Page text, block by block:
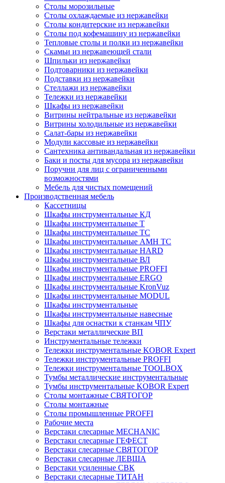
Столы морозильные
Столы охлаждаемые из нержавейки
Столы кондитерские из нержавейки
Столы под кофемашину из нержавейки
Тепловые столы и полки из нержавейки
Скамьи из нержавеющей стали
Шпильки из нержавейки
Подтоварники из нержавейки
Подставки из нержавейки
Стеллажи из нержавейки
Тележки из нержавейки
Шкафы из нержавейки
Витрины нейтральные из нержавейки
Витрины холодильные из нержавейки
Салат-бары из нержавейки
Модули кассовые из нержавейки
Сантехника антивандальная из нержавейки
Баки и посты для мусора из нержавейки
Поручни для лиц с ограниченными
возможностями
Мебель для чистых помещений
Производственная мебель
Кассетницы
Шкафы инструментальные КД
Шкафы инструментальные Т
Шкафы инструментальные ТС
Шкафы инструментальные AMH TC
Шкафы инструментальные HARD
Шкафы инструментальные ВЛ
Шкафы инструментальные PROFFI
Шкафы инструментальные ERGO
Шкафы инструментальные KronVuz
Шкафы инструментальные MODUL
Шкафы инструментальные
Шкафы инструментальные навесные
Шкафы для оснастки к станкам ЧПУ
Верстаки металлические ВП
Инструментальные тележки
Тележки инструментальные KOBOR Expert
Тележки инструментальные PROFFI
Тележки инструментальные TOOLBOX
Тумбы металлические инструментальные
Тумбы инструментальные KOBOR Expert
Столы монтажные СВЯТОГОР
Столы монтажные
Столы промышленные PROFFI
Рабочие места
Верстаки слесарные MECHANIC
Верстаки слесарные ГЕФЕСТ
Верстаки слесарные СВЯТОГОР
Верстаки слесарные ЛЕВША
Верстаки усиленные СВК
Верстаки слесарные ТИТАН